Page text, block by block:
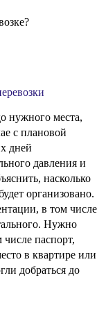
обеспечит
в пути.
с
может быть
пункт,
них есть все
безупречное.
кто собирается